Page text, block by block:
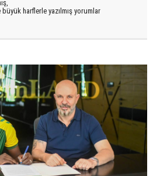
harflerle yazılmış yorumlar